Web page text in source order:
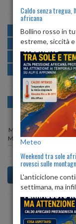
MATTINA
POMERIGGIO
SERA
NOTTE
OGGI
Min:
29°C
Max:30°C
VEN 07
Min:
25°C
Max:26°C
Previsioni del
Caldo senza tregua,
africana
Bollino rosso in
estreme, siccità
Meteo
Weekend tra sole
rovesci sulle
L'anticiclone
settimana, ma